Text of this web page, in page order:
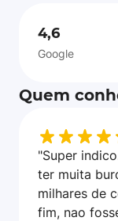
4,6
Google
Quem
"Super
ter muita
milhares de
fim, nao